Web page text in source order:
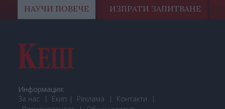
НАУЧИ ПОВЕЧЕ ИЗПРАТИ ЗАПИТВАНЕ
Информация:
За нас
Екип Реклама
Контакти